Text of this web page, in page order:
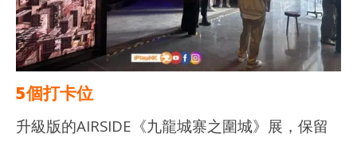
5個打卡位
升級版的AIRSIDE《九龍城寨之圍城》展，保留